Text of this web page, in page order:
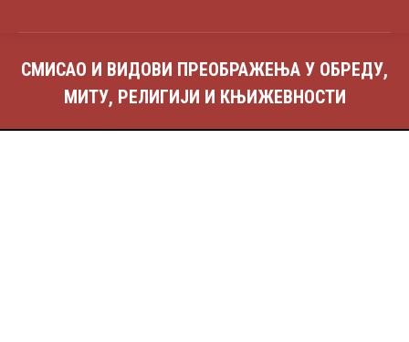
СМИСАО И ВИДОВИ ПРЕОБРАЖЕЊА У ОБРЕДУ,
МИТУ, РЕЛИГИЈИ И КЊИЖЕВНОСТИ